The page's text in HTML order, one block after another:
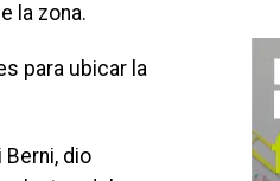
la zona.
para ubicar la
dio